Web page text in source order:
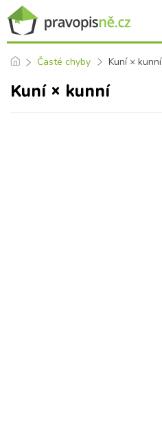
Časté chyby Kuní × kunní
Kuní × kunní